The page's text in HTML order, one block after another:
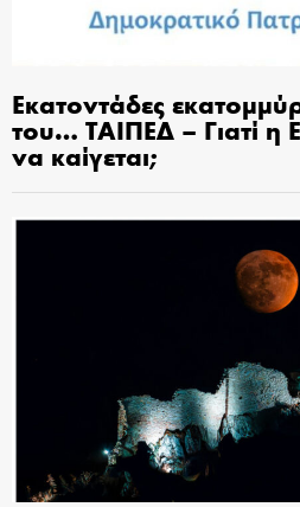
Εκατοντάδες
του… ΤΑΙΠΕΔ – Γιατί η
να καίγεται;